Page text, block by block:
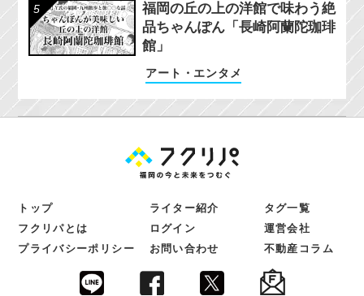
福岡の丘の上の洋館で味わう絶
品ちゃんぽん「長崎阿蘭陀珈琲
館」
アート・エンタメ
トップ ライター紹介
タグ一覧
フクリパとは
ログイン
運営会社
プライバシーポリシー
お問い合わせ 不動産コラム